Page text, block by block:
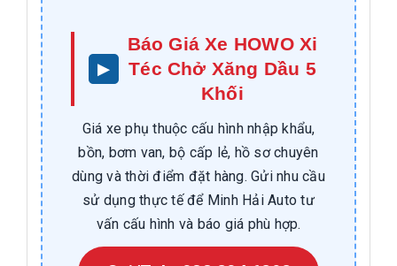
Báo Giá Xe HOWO Xi
Téc Chở Xăng Dầu 5
Khối
Giá xe phụ thuộc cấu hình nhập khẩu,
bồn, bơm van, bộ cấp lẻ, hồ sơ chuyên
dùng và thời điểm đặt hàng. Gửi nhu cầu
sử dụng thực tế để Minh Hải Auto tư
vấn cấu hình và báo giá phù hợp.